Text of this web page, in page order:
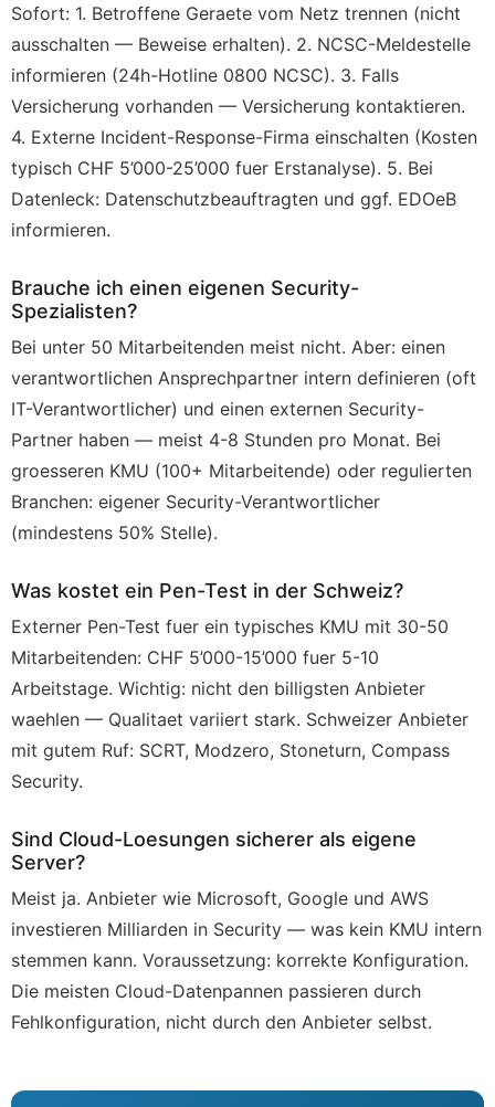
Sofort: 1. Betroffene Geraete vom Netz trennen (nicht
ausschalten — Beweise erhalten). 2. NCSC-Meldestelle
informieren (24h-Hotline 0800 NCSC). 3. Falls
Versicherung vorhanden — Versicherung kontaktieren.
4. Externe Incident-Response-Firma einschalten (Kosten
typisch CHF 5’000-25’000 fuer Erstanalyse). 5. Bei
Datenleck: Datenschutzbeauftragten und ggf. EDOeB
informieren.
Brauche ich einen eigenen Security-
Spezialisten?
Bei unter 50 Mitarbeitenden meist nicht. Aber: einen
verantwortlichen Ansprechpartner intern definieren (oft
IT-Verantwortlicher) und einen externen Security-
Partner haben — meist 4-8 Stunden pro Monat. Bei
groesseren KMU (100+ Mitarbeitende) oder regulierten
Branchen: eigener Security-Verantwortlicher
(mindestens 50% Stelle).
Was kostet ein Pen-Test in der Schweiz?
Externer Pen-Test fuer ein typisches KMU mit 30-50
Mitarbeitenden: CHF 5’000-15’000 fuer 5-10
Arbeitstage. Wichtig: nicht den billigsten Anbieter
waehlen — Qualitaet variiert stark. Schweizer Anbieter
mit gutem Ruf: SCRT, Modzero, Stoneturn, Compass
Security.
Sind Cloud-Loesungen sicherer als eigene
Server?
Meist ja. Anbieter wie Microsoft, Google und AWS
investieren Milliarden in Security — was kein KMU intern
stemmen kann. Voraussetzung: korrekte Konfiguration.
Die meisten Cloud-Datenpannen passieren durch
Fehlkonfiguration, nicht durch den Anbieter selbst.